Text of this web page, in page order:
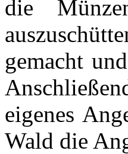
die
gemacht
eigenes
Wald die